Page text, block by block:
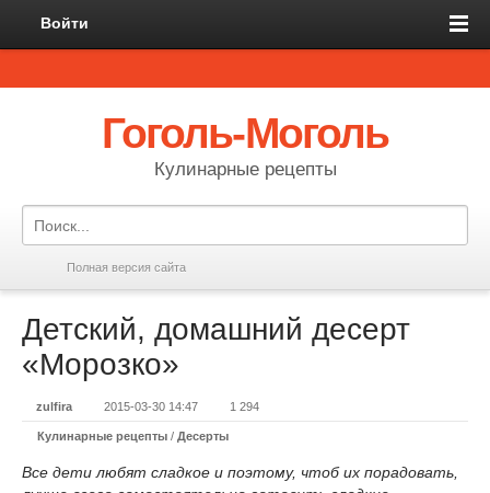
Войти
Гоголь-Моголь
Кулинарные рецепты
Полная версия сайта
Детский, домашний десерт
«Морозко»
zulfira 2015-03-30 14:47 1 294
Кулинарные рецепты / Десерты
Все дети любят сладкое и поэтому, чтоб их порадовать,